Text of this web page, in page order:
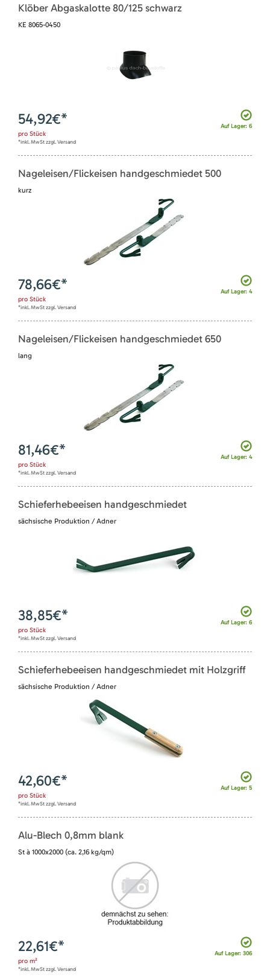
Klöber Abgaskalotte 80/125 schwarz
KE 8065-0450
Auf Lager: 6
54,92€*
pro Stück
*inkl. MwSt zzgl. Versand
Nageleisen/Flickeisen handgeschmiedet 500
kurz
Auf Lager: 4
78,66€*
pro Stück
*inkl. MwSt zzgl. Versand
Nageleisen/Flickeisen handgeschmiedet 650
lang
Auf Lager: 4
81,46€*
pro Stück
*inkl. MwSt zzgl. Versand
Schieferhebeeisen handgeschmiedet
sächsische Produktion / Adner
Auf Lager: 6
38,85€*
pro Stück
*inkl. MwSt zzgl. Versand
Schieferhebeeisen handgeschmiedet mit Holzgriff
sächsische Produktion / Adner
Auf Lager: 5
42,60€*
pro Stück
*inkl. MwSt zzgl. Versand
Alu-Blech 0,8mm blank
St à 1000x2000 (ca. 2,16 kg/qm)
Auf Lager: 306
22,61€*
pro m²
*inkl. MwSt zzgl. Versand